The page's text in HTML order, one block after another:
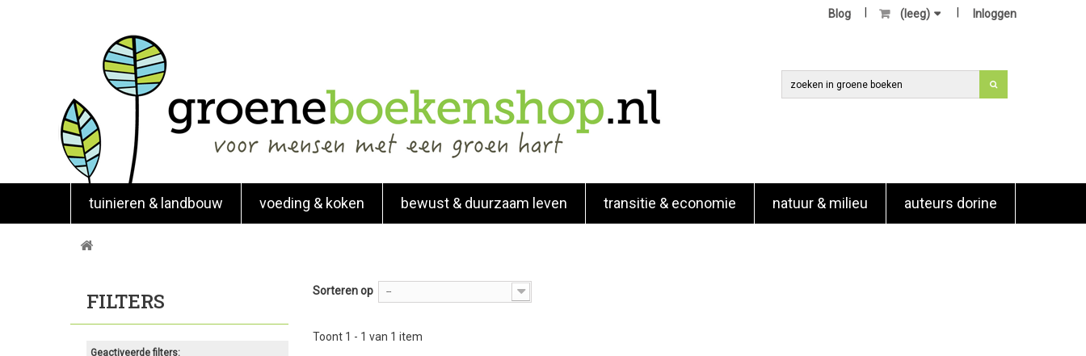
Inloggen
(leeg)
Blog
tuinieren & landbouw voeding & koken bewust & duurzaam leven transitie & economie natuur & milieu auteurs dorine
FILTERS
Geactiveerde filters:
Sorteren op --
Toont 1 - 1 van 1 item